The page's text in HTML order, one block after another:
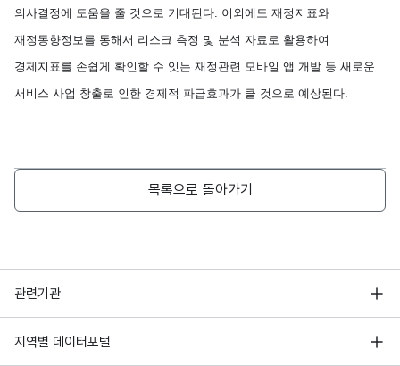
의사결정에 도움을 줄 것으로 기대된다. 이외에도 재정지표와
재정동향정보를 통해서 리스크 측정 및 분석 자료로 활용하여
경제지표를 손쉽게 확인할 수 잇는 재정관련 모바일 앱 개발 등 새로운
서비스 사업 창출로 인한 경제적 파급효과가 클 것으로 예상된다.
목록으로 돌아가기
관련기관
행정안전부
한국지능정보사회진흥원
지역별 데이터포털
서울 열린데이터광장